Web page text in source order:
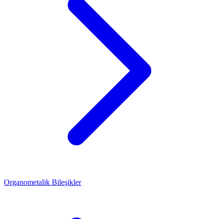
Organometalik Bileşikler